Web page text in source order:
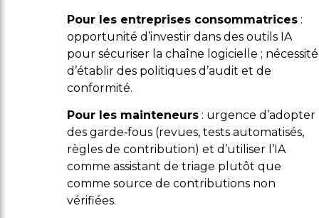
Pour les entreprises consommatrices :
opportunité d’investir dans des outils IA
pour sécuriser la chaîne logicielle ; nécessité
d’établir des politiques d’audit et de
conformité.
Pour les mainteneurs : urgence d’adopter
des garde‑fous (revues, tests automatisés,
règles de contribution) et d’utiliser l’IA
comme assistant de triage plutôt que
comme source de contributions non
vérifiées.